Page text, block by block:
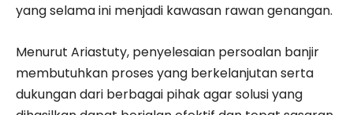
yang selama ini menjadi kawasan rawan genangan.
Menurut Ariastuty, penyelesaian persoalan banjir
membutuhkan proses yang berkelanjutan serta
dukungan dari berbagai pihak agar solusi yang